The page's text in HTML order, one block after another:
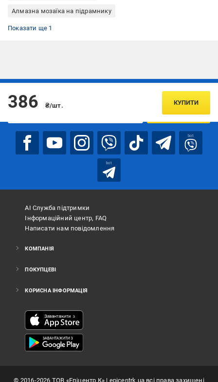
Алмазна мозаїка на підрамнику
Алмазна мозаїка з квадратними стразами
Показати ще 1
386 ₴/шт. КУПИТИ
Підписуйтесь, щоб дізнаватись першим про акції та пропозиції
ПІДПИСАТИСЯ
bot
bot
АІ Служба підтримки
Інформаційний центр, FAQ
Написати нам повідомлення
КОМПАНІЯ
ПОКУПЦЕВІ
КОРИСНА ІНФОРМАЦІЯ
© 2016-2026 ТОВ «Епіцентр К»| epicentrk.ua всі права захищені